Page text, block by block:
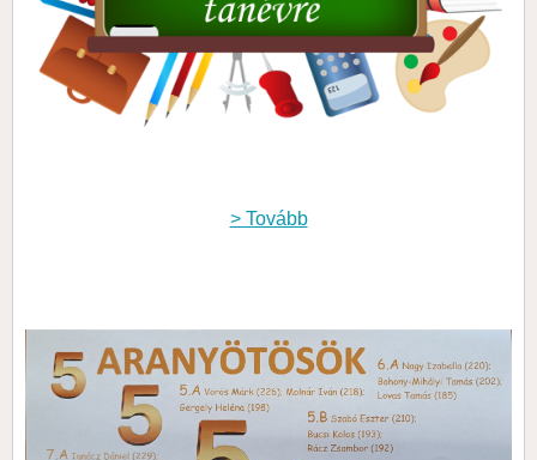
> Tovább